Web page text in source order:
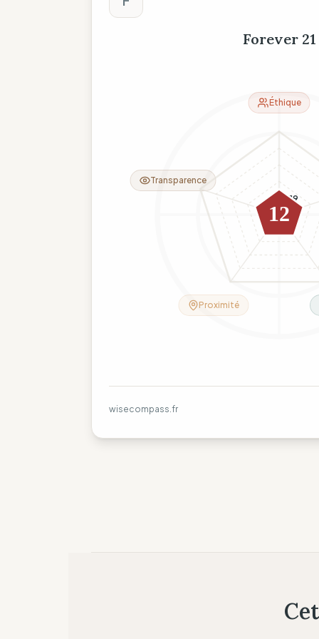
Forever 21
10 19
9
2312
Éthique
Proximité
Transparence
wisecompass.fr